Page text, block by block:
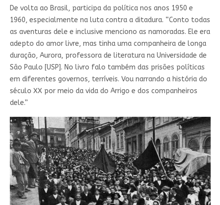
De volta ao Brasil, participa da política nos anos 1950 e
1960, especialmente na luta contra a ditadura. “Conto todas
as aventuras dele e inclusive menciono as namoradas. Ele era
adepto do amor livre, mas tinha uma companheira de longa
duração, Aurora, professora de literatura na Universidade de
São Paulo [USP]. No livro falo também das prisões políticas
em diferentes governos, terríveis. Vou narrando a história do
século XX por meio da vida do Arrigo e dos companheiros
dele.”